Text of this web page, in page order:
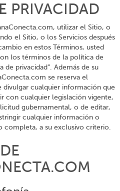
PRIVACIDAD
utilizar el Sitio, o
el Sitio, o los Servicios después
en estos Términos, usted
los términos de la política de
de privacidad”. Además de su
se reserva el
cualquier información que
con cualquier legislación vigente,
gubernamental, o de editar,
cualquier información o
completa, a su exclusivo criterio.